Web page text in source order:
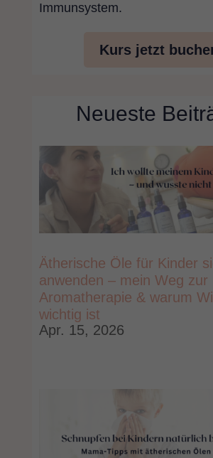
Immunsystem.
Kurs jetzt
Neueste
Ätherische Öle für Kinder
anwenden – mein Weg zur
Aromatherapie & warum
wichtig ist
Apr. 15, 2026